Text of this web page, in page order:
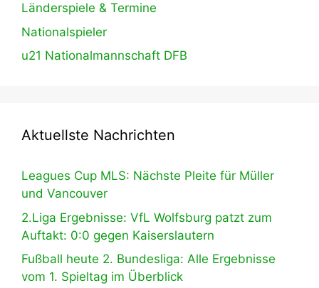
Länderspiele & Termine
Nationalspieler
u21 Nationalmannschaft DFB
Aktuellste Nachrichten
Leagues Cup MLS: Nächste Pleite für Müller
und Vancouver
2.Liga Ergebnisse: VfL Wolfsburg patzt zum
Auftakt: 0:0 gegen Kaiserslautern
Fußball heute 2. Bundesliga: Alle Ergebnisse
vom 1. Spieltag im Überblick